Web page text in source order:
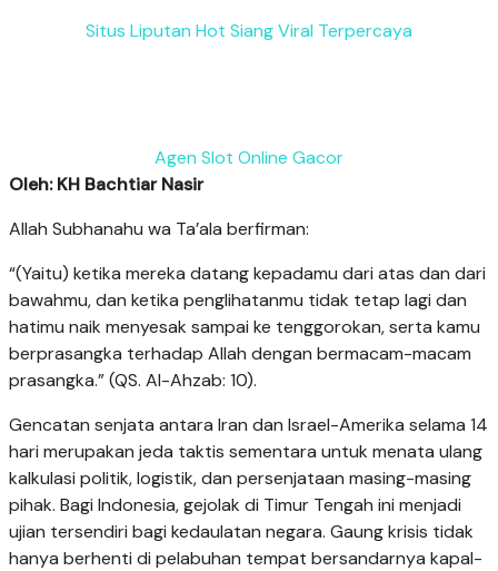
Situs Liputan Hot Siang Viral Terpercaya
Agen Slot Online Gacor
Oleh: KH Bachtiar Nasir
Allah Subhanahu wa Ta’ala berfirman:
“(Yaitu) ketika mereka datang kepadamu dari atas dan dari
bawahmu, dan ketika penglihatanmu tidak tetap lagi dan
hatimu naik menyesak sampai ke tenggorokan, serta kamu
berprasangka terhadap Allah dengan bermacam-macam
prasangka.” (QS. Al-Ahzab: 10).
Gencatan senjata antara Iran dan Israel-Amerika selama 14
hari merupakan jeda taktis sementara untuk menata ulang
kalkulasi politik, logistik, dan persenjataan masing-masing
pihak. Bagi Indonesia, gejolak di Timur Tengah ini menjadi
ujian tersendiri bagi kedaulatan negara. Gaung krisis tidak
hanya berhenti di pelabuhan tempat bersandarnya kapal-